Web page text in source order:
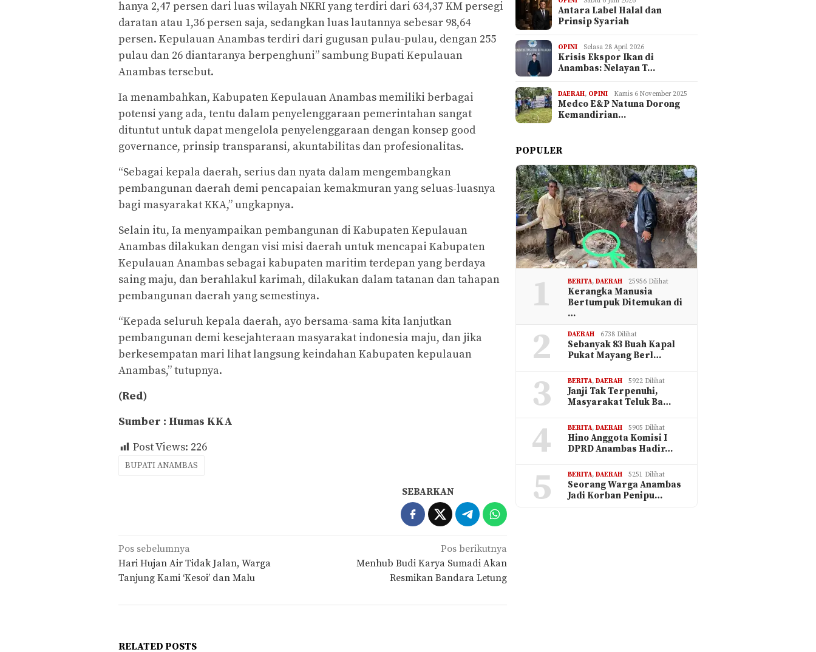
hanya 2,47 persen dari luas wilayah NKRI yang terdiri dari 634,37 KM persegi
daratan atau 1,36 persen saja, sedangkan luas lautannya sebesar 98,64
persen. Kepulauan Anambas terdiri dari gugusan pulau-pulau, dengan 255
pulau dan 26 diantaranya berpenghuni” sambung Bupati Kepulauan
Anambas tersebut.
Ia menambahkan, Kabupaten Kepulauan Anambas memiliki berbagai
potensi yang ada, tentu dalam penyelenggaraan pemerintahan sangat
dituntut untuk dapat mengelola penyelenggaraan dengan konsep good
governance, prinsip transparansi, akuntabilitas dan profesionalitas.
“Sebagai kepala daerah, serius dan nyata dalam mengembangkan
pembangunan daerah demi pencapaian kemakmuran yang seluas-luasnya
bagi masyarakat KKA,” ungkapnya.
Selain itu, Ia menyampaikan pembangunan di Kabupaten Kepulauan
Anambas dilakukan dengan visi misi daerah untuk mencapai Kabupaten
Kepulauan Anambas sebagai kabupaten maritim terdepan yang berdaya
saing maju, dan berahlakul karimah, dilakukan dalam tatanan dan tahapan
pembangunan daerah yang semestinya.
“Kepada seluruh kepala daerah, ayo bersama-sama kita lanjutkan
pembangunan demi kesejahteraan masyarakat indonesia maju, dan jika
berkesempatan mari lihat langsung keindahan Kabupaten kepulauan
Anambas,” tutupnya.
(Red)
Sumber : Humas KKA
Post Views: 226
BUPATI ANAMBAS
SEBARKAN
Navigasi
pos
Pos sebelumnya
Hari Hujan Air Tidak Jalan, Warga
Tanjung Kami ‘Kesoi’ dan Malu
Pos berikutnya
Menhub Budi Karya Sumadi Akan
Resmikan Bandara Letung
RELATED POSTS
Antara Label Halal dan
Prinsip Syariah
OPINI Selasa 28 April 2026
Krisis Ekspor Ikan di
Anambas: Nelayan T…
DAERAH, OPINI Kamis 6 November 2025
Medco E&P Natuna Dorong
Kemandirian…
POPULER
1 BERITA,DAERAH 25956 Dilihat
Kerangka Manusia
Bertumpuk Ditemukan di
…
2 DAERAH 6738 Dilihat
Sebanyak 83 Buah Kapal
Pukat Mayang Berl…
3 BERITA,DAERAH 5922 Dilihat
Janji Tak Terpenuhi,
Masyarakat Teluk Ba…
4 BERITA,DAERAH 5905 Dilihat
Hino Anggota Komisi I
DPRD Anambas Hadir…
5 BERITA,DAERAH 5251 Dilihat
Seorang Warga Anambas
Jadi Korban Penipu…